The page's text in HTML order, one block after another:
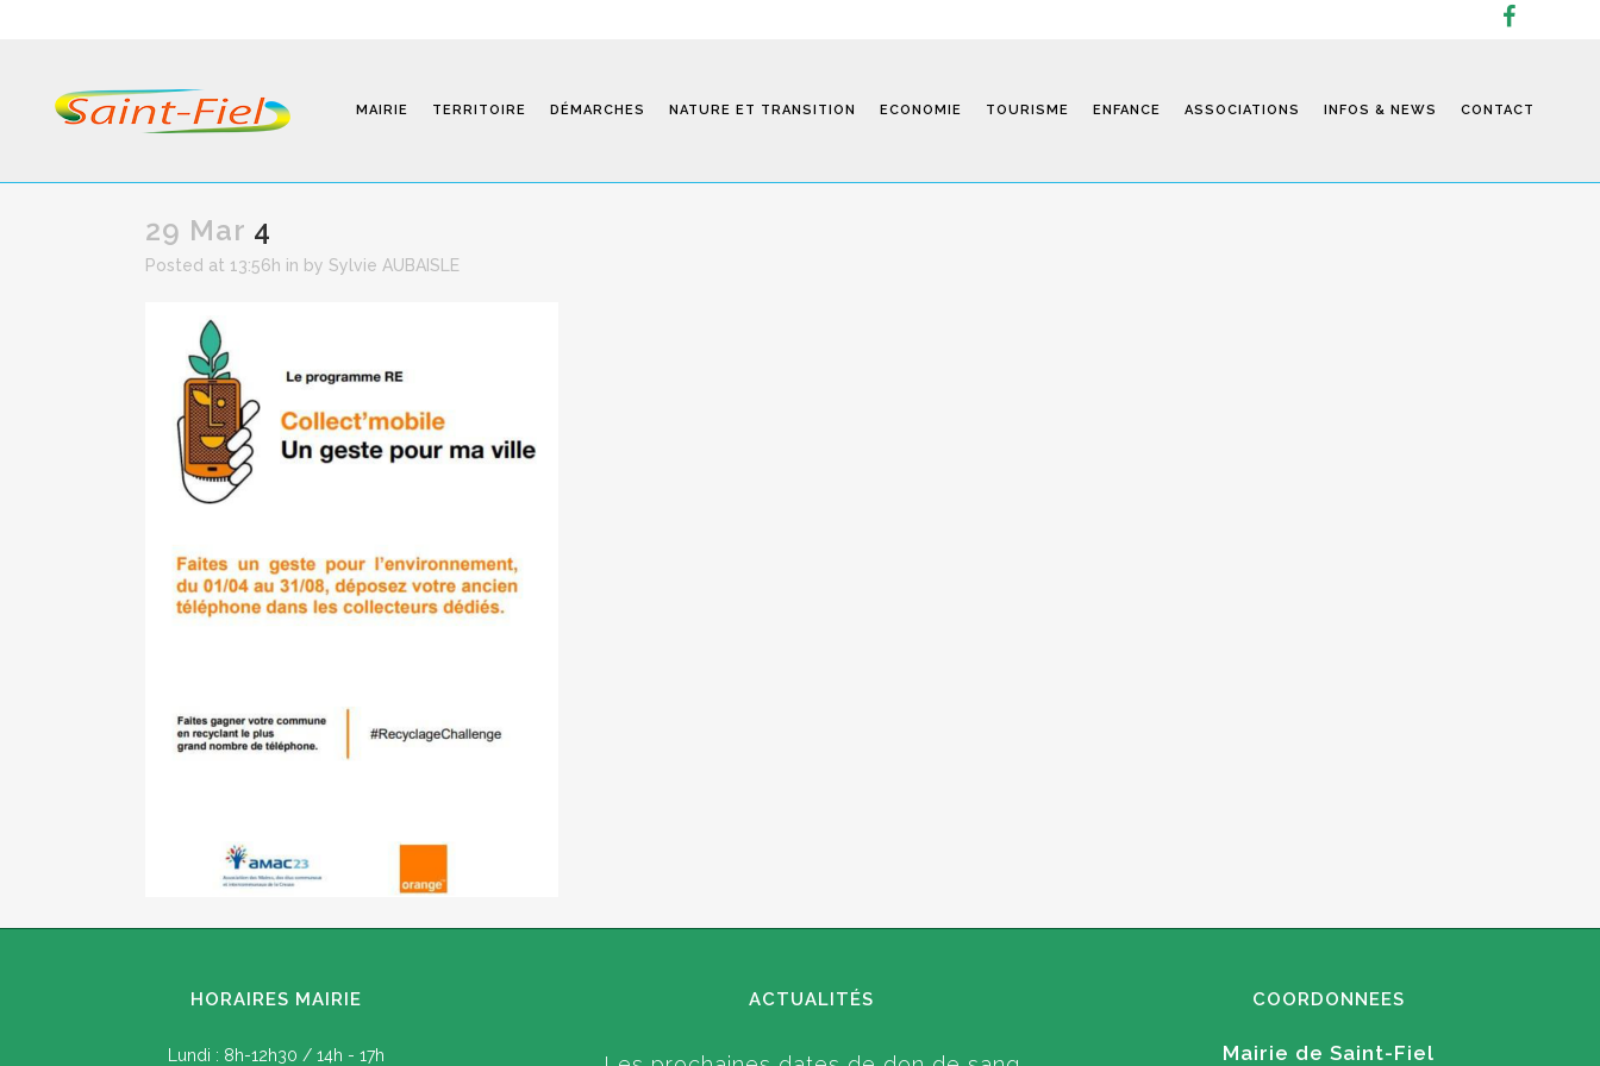
MAIRIE TERRITOIRE DÉMARCHES NATURE ET TRANSITION ECONOMIE TOURISME ENFANCE
Modalités D’inscription
Séjours
ASSOCIATIONS INFOS & NEWS CONTACT
29 Mar 4
Posted at 13:56h in by Sylvie AUBAISLE
HORAIRES MAIRIE
Lundi : 8h-12h30 / 14h - 17h
ACTUALITÉS COORDONNEES
Mairie de Saint-Fiel